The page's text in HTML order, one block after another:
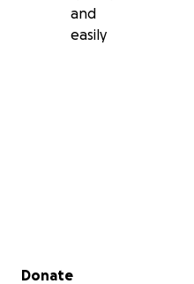
and
easily
Secondary menu
Donate